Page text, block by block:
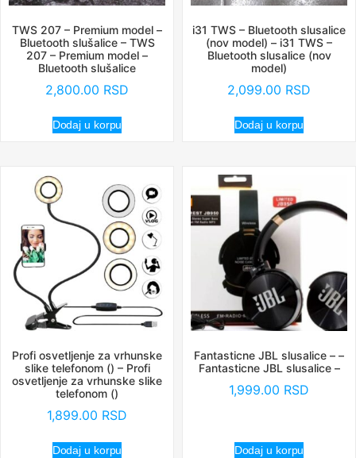
TWS 207 – Premium model –
Bluetooth slušalice – TWS
207 – Premium model –
Bluetooth slušalice
2,800.00 RSD
Dodaj u korpu
i31 TWS – Bluetooth slusalice
(nov model) – i31 TWS –
Bluetooth slusalice (nov
model)
2,099.00 RSD
Dodaj u korpu
Profi osvetljenje za vrhunske
slike telefonom () – Profi
osvetljenje za vrhunske slike
telefonom ()
1,899.00 RSD
Dodaj u korpu
Fantasticne JBL slusalice – –
Fantasticne JBL slusalice –
1,999.00 RSD
Dodaj u korpu